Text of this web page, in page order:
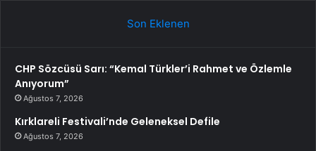
Son Eklenen
CHP Sözcüsü Sarı: “Kemal Türkler’i Rahmet ve Özlemle
Anıyorum”
Ağustos 7, 2026
Kırklareli Festivali’nde Geleneksel Defile
Ağustos 7, 2026